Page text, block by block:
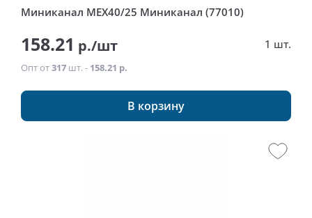
Миниканал MEX40/25 Миниканал (77010)
158.21 р./шт 1 шт.
Опт от317 шт. - 158.21 р.
В корзину